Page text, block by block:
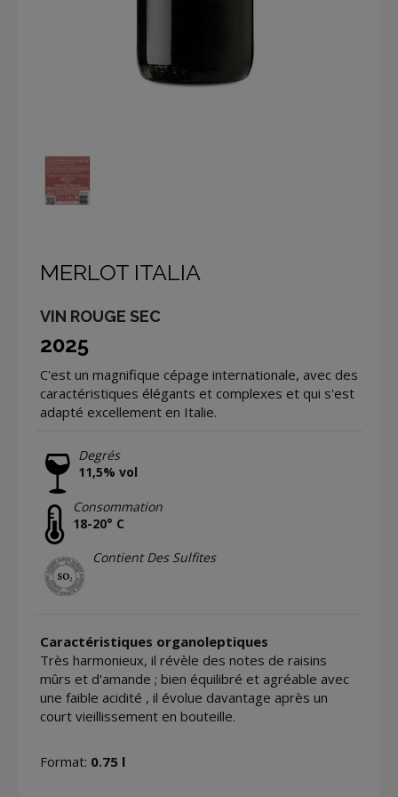
MERLOT ITALIA
VIN ROUGE SEC
2025
C'est un magnifique cépage internationale, avec des
caractéristiques élégants et complexes et qui s'est
adapté excellement en Italie.
Degrés
11,5% vol
Consommation
18-20° C
Contient Des Sulfites
Caractéristiques organoleptiques
Très harmonieux, il révèle des notes de raisins
mûrs et d'amande ; bien équilibré et agréable avec
une faible acidité , il évolue davantage après un
court vieillissement en bouteille.
Format: 0.75 l